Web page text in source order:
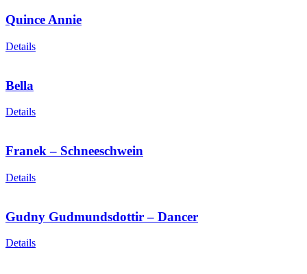
Quince Annie
Details
Bella
Details
Franek – Schneeschwein
Details
Gudny Gudmundsdottir – Dancer
Details